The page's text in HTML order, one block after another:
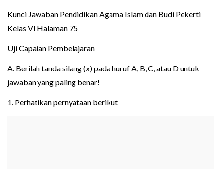
Kunci Jawaban Pendidikan Agama Islam dan Budi Pekerti
Kelas VI Halaman 75
Uji Capaian Pembelajaran
A. Berilah tanda silang (x) pada huruf A, B, C, atau D untuk
jawaban yang paling benar!
1. Perhatikan pernyataan berikut